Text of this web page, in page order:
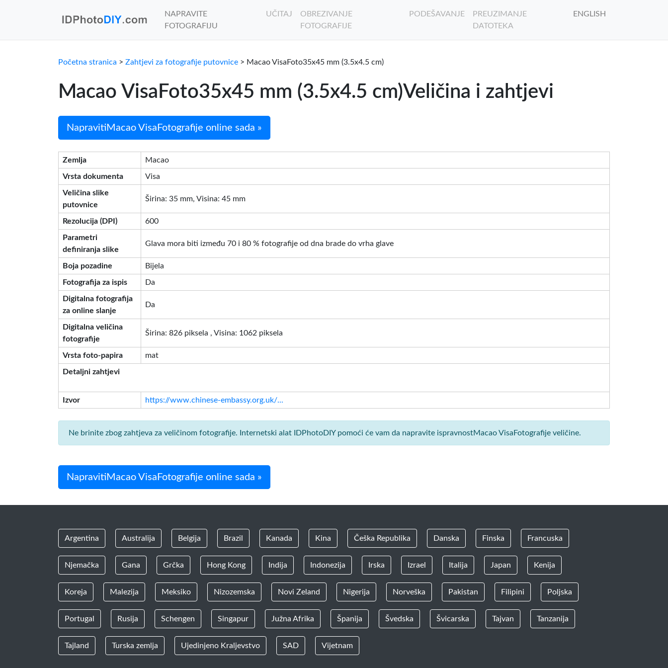
NAPRAVITE
FOTOGRAFIJU
UČITAJ
OBREZIVANJE
FOTOGRAFIJE
PODEŠAVANJE
PREUZIMANJE
DATOTEKA
ENGLISH
Početna stranica > Zahtjevi za fotografije putovnice > Macao VisaFoto35x45 mm (3.5x4.5 cm)
Macao VisaFoto35x45 mm (3.5x4.5 cm)Veličina i zahtjevi
NapravitiMacao VisaFotografije online sada »
Zemlja Macao
Vrsta dokumenta Visa
Veličina slike
putovnice
Širina: 35 mm, Visina: 45 mm
Rezolucija (DPI) 600
Parametri
definiranja slike
Glava mora biti između 70 i 80 % fotografije od dna brade do vrha glave
Boja pozadine Bijela
Fotografija za ispis Da
Digitalna fotografija
za online slanje
Da
Digitalna veličina
fotografije
Širina: 826 piksela , Visina: 1062 piksela
Vrsta foto-papira mat
Detaljni zahtjevi
Izvor https://www.chinese-embassy.org.uk/...
Ne brinite zbog zahtjeva za veličinom fotografije. Internetski alat IDPhotoDIY pomoći će vam da napravite ispravnostMacao VisaFotografije veličine.
NapravitiMacao VisaFotografije online sada »
Argentina Australija Belgija Brazil Kanada Kina Češka Republika Danska Finska Francuska
Njemačka Gana Grčka Hong Kong Indija Indonezija Irska Izrael Italija Japan Kenija
Koreja Malezija Meksiko Nizozemska Novi Zeland Nigerija Norveška Pakistan Filipini Poljska
Portugal Rusija Schengen Singapur Južna Afrika Španija Švedska Švicarska Tajvan Tanzanija
Tajland Turska zemlja Ujedinjeno Kraljevstvo SAD Vijetnam